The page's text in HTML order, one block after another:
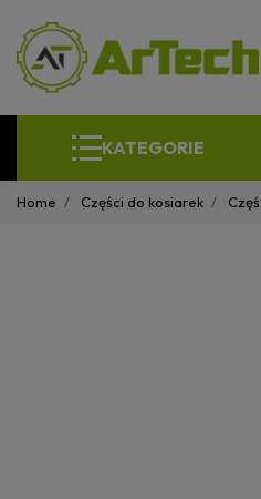
KATEGORIE
Home Części do kosiarek